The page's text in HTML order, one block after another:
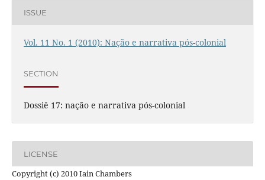
ISSUE
Vol. 11 No. 1 (2010): Nação e narrativa pós-colonial
SECTION
Dossiê 17: nação e narrativa pós-colonial
LICENSE
Copyright (c) 2010 Iain Chambers